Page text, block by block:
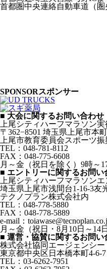
首都圏中央連絡自動車道（
SPONSORスポンサー
■ 大会に関するお問い合わせ
上尾シティハーフマラソン
〒362−8501 埼玉県上尾市本町
上尾市教育委員会スポーツ
TEL：048-781-8112
FAX：048-775-6608
月～金（祝日を除く）9時～
■ エントリーに関するお問い
上尾シティハーフマラソン
埼玉県上尾市浅間台1-16-3友
テクノプラン株式会社内
TEL：048-778-5880
FAX：048-778-5889
e-mail：
月～金（祝日・8月10日～14
■ 運営・協賛に関するお問い
株式会社協同エージェンシー
東京都中央区日本橋本町4-6-
TEL：03-6262-7951